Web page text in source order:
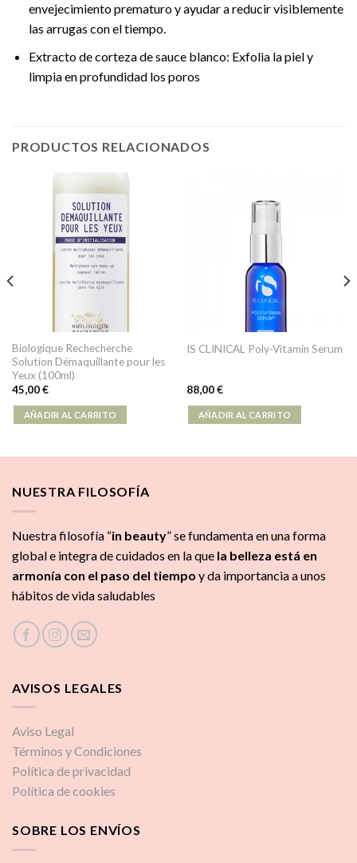
envejecimiento prematuro y ayudar a reducir visiblemente
las arrugas con el tiempo.
Extracto de corteza de sauce blanco: Exfolia la piel y
limpia en profundidad los poros
PRODUCTOS RELACIONADOS
Biologique Rechecherche
Solution Démaquillante pour les
Yeux (100ml)
45,00€
AÑADIR AL CARRITO
IS CLINICAL Poly-Vitamin Serum
88,00€
AÑADIR AL CARRITO
NUESTRA FILOSOFÍA
Nuestra filosofía “in beauty” se fundamenta en una forma
global e integra de cuidados en la que la belleza está en
armonía con el paso del tiempo y da importancia a unos
hábitos de vida saludables
AVISOS LEGALES
Aviso Legal
Términos y Condiciones
Política de privacidad
Política de cookies
SOBRE LOS ENVÍOS